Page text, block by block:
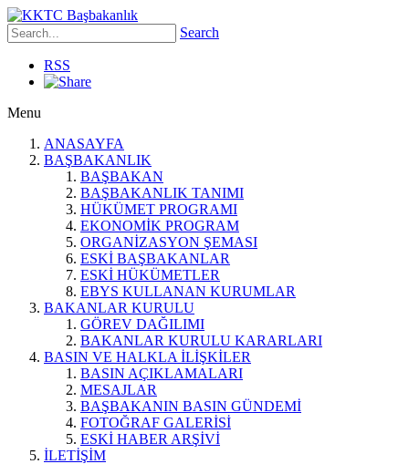
Search
RSS
Menu
ANASAYFA
BAŞBAKANLIK
BAŞBAKAN
BAŞBAKANLIK TANIMI
HÜKÜMET PROGRAMI
EKONOMİK PROGRAM
ORGANİZASYON ŞEMASI
ESKİ BAŞBAKANLAR
ESKİ HÜKÜMETLER
EBYS KULLANAN KURUMLAR
BAKANLAR KURULU
GÖREV DAĞILIMI
BAKANLAR KURULU KARARLARI
BASIN VE HALKLA İLİŞKİLER
BASIN AÇIKLAMALARI
MESAJLAR
BAŞBAKANIN BASIN GÜNDEMİ
FOTOĞRAF GALERİSİ
ESKİ HABER ARŞİVİ
İLETİŞİM